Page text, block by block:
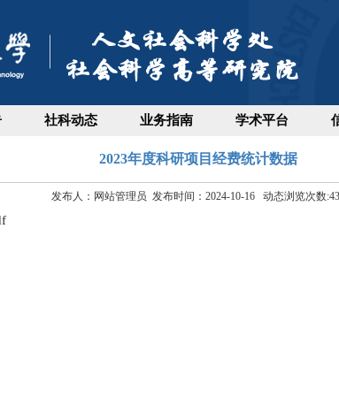
社科动态 业务指南 学术平台
2023年度科研项目经费统计数据
发布人：网站管理员 发布时间：2024-10-16 动态浏览次数: